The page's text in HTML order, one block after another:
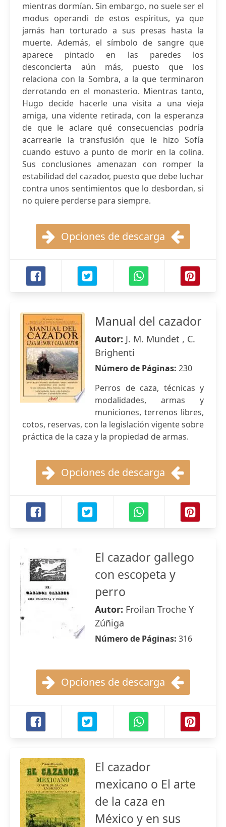
mientras dormían. Sin embargo, no suele ser el
modus operandi de estos espíritus, ya que
jamás han torturado a sus presas hasta la
muerte. Además, el símbolo de sangre que
aparece pintado en las paredes los
desconcierta aún más, puesto que los
relaciona con la Sombra, a la que terminaron
derrotando en el monasterio. Mientras tanto,
Hugo decide hacerle una visita a una vieja
amiga, una vidente retirada, con la esperanza
de que le aclare qué consecuencias podría
acarrearle la transfusión que le hizo Sofía
cuando estuvo a punto de morir en la colina.
Sus conclusiones amenazan con romper la
estabilidad del cazador, puesto que debe luchar
contra unos sentimientos que lo desbordan, si
no quiere perderse para siempre.
Opciones de descarga
Manual del cazador
Autor: J. M. Mundet , C.
Brighenti
Número de Páginas: 230
Perros de caza, técnicas y
modalidades, armas y
municiones, terrenos libres,
cotos, reservas, con la legislación vigente sobre
práctica de la caza y la propiedad de armas.
Opciones de descarga
El cazador gallego
con escopeta y
perro
Autor: Froilan Troche Y
Zúñiga
Número de Páginas: 316
Opciones de descarga
El cazador
mexicano o El arte
de la caza en
México y en sus